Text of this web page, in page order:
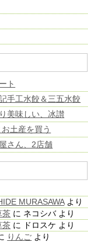
ト
手工水餃＆三五水餃
美味しい、冰讃
土産を買う
さん、2店舗
MURASAWAより
茶 に ネコシバより
茶 に ドロスケ より
りんご より